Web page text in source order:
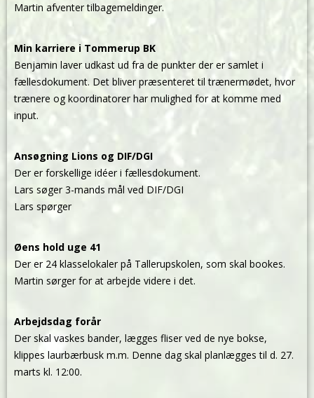
Martin afventer tilbagemeldinger.
Min karriere i Tommerup BK
Benjamin laver udkast ud fra de punkter der er samlet i
fællesdokument. Det bliver præsenteret til trænermødet, hvor
trænere og koordinatorer har mulighed for at komme med
input.
Ansøgning Lions og DIF/DGI
Der er forskellige idéer i fællesdokument.
Lars søger 3-mands mål ved DIF/DGI
Lars spørger
Øens hold uge 41
Der er 24 klasselokaler på Tallerupskolen, som skal bookes.
Martin sørger for at arbejde videre i det.
Arbejdsdag forår
Der skal vaskes bander, lægges fliser ved de nye bokse,
klippes laurbærbusk m.m. Denne dag skal planlægges til d. 27.
marts kl. 12:00.